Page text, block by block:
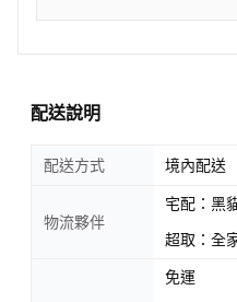
配送說明
配送方式 境內配送
物流夥伴
宅配：黑
超取：全
免運